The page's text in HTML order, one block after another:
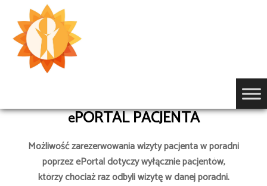
Przejdź
ePORTAL PACJENTA
Możliwość zarezerwowania wizyty pacjenta w poradni
poprzez ePortal dotyczy wyłącznie pacjentów,
którzy chociaż raz odbyli wizytę w danej poradni.